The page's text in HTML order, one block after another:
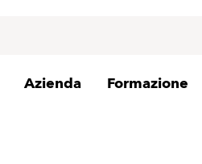
Azienda Formazione